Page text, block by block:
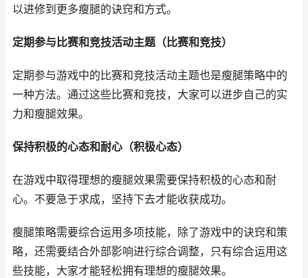
以进修到更多瘦腿的诀窍和方式。
定期参与比赛和竞技活动主题（比赛和竞技）
定期参与游戏中的比赛和竞技活动主题也是瘦腿策略中的
一种方法。通过这些比赛和竞技，大家可以进步自己的实
力和瘦腿效果。
保持积极的心态和耐心（积极心态）
在游戏中取得理想的瘦腿效果需要保持积极的心态和耐
心。不要急于求成，坚持下去才能收获成功。
瘦腿策略需要综合运用多项技能，除了游戏中的诀窍和策
略，还需要结合外部影响进行综合调整，只有综合运用这
些技能，大家才能轻松拥有理想的瘦腿效果。